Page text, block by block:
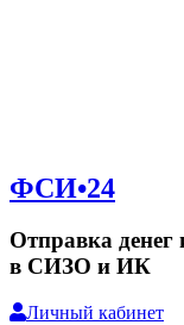
ФСИ•24
Отправка
в СИЗО и ИК
Личный кабинет